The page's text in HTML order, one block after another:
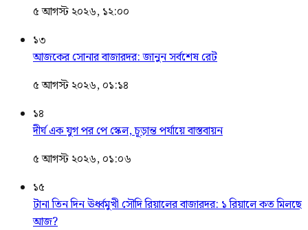
৫ আগস্ট ২০২৬, ১২:০০
১৩
আজকের সোনার বাজারদর: জানুন সর্বশেষ রেট
৫ আগস্ট ২০২৬, ০১:১৪
১৪
দীর্ঘ এক যুগ পর পে স্কেল, চূড়ান্ত পর্যায়ে বাস্তবায়ন
৫ আগস্ট ২০২৬, ০১:০৬
১৫
টানা তিন দিন ঊর্ধ্বমুখী সৌদি রিয়ালের বাজারদর: ১ রিয়ালে কত মিলছে
আজ?